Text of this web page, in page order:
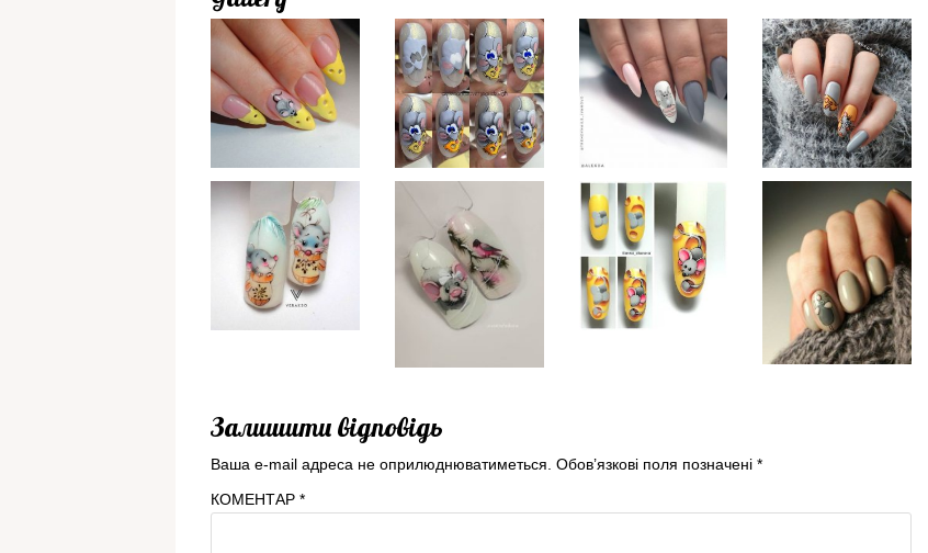
Залишити відповідь
Ваша e-mail адреса не оприлюднюватиметься. Обов’язкові поля позначені *
КОМЕНТАР *